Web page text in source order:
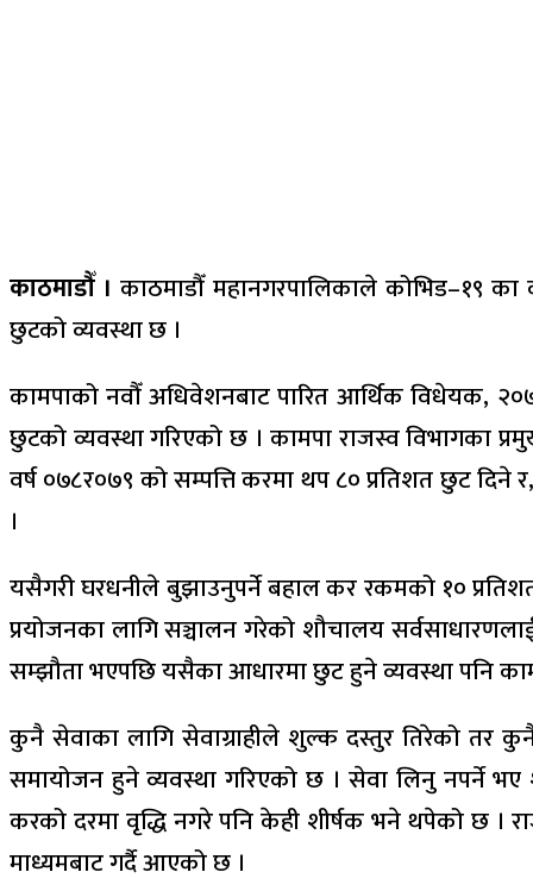
काठमाडौँ । काठमाडौँ महानगरपालिकाले कोभिड–१९
छुटको व्यवस्था छ ।
कामपाको नवौँ अधिवेशनबाट पारित आर्थिक विधेयक,
छुटको व्यवस्था गरिएको छ । कामपा राजस्व विभागका
वर्ष ०७८र०७९ को सम्पत्ति करमा थप ८० प्रतिशत छुट
।
यसैगरी घरधनीले बुझाउनुपर्ने बहाल कर रकमको १०
प्रयोजनका लागि सञ्चालन गरेको शौचालय
सम्झौता भएपछि यसैका आधारमा छुट हुने व्यवस्था पनि
कुनै सेवाका लागि सेवाग्राहीले शुल्क दस्तुर तिरेको तर
समायोजन हुने व्यवस्था गरिएको छ । सेवा लिनु नपर्ने
करको दरमा वृद्धि नगरे पनि केही शीर्षक भने थपेको छ ।
माध्यमबाट गर्दै आएको छ ।